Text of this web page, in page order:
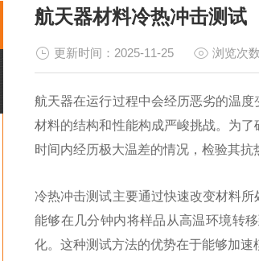
航天器材料冷热冲击测试
更新时间：2025-11-25 浏览次
航天器在运行过程中会经历恶劣的温
材料的结构和性能构成严峻挑战。为
时间内经历极大温差的情况，检验其抗
冷热冲击测试主要通过快速改变材料
能够在几分钟内将样品从高温环境转
化。这种测试方法的优势在于能够加速